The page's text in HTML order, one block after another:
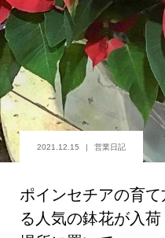
2021.12.15 営業日記
ポインセチアの育
る人気の鉢花が入